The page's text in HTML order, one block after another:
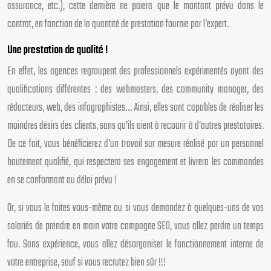
assurance, etc.), cette dernière ne paiera que le montant prévu dans le
contrat, en fonction de la quantité de prestation fournie par l’expert.
Une prestation de qualité !
En effet, les agences regroupent des professionnels expérimentés ayant des
qualifications différentes : des webmasters, des community manager, des
rédacteurs, web, des infographistes… Ainsi, elles sont capables de réaliser les
moindres désirs des clients, sans qu’ils aient à recourir à d’autres prestataires.
De ce fait, vous bénéficierez d’un travail sur mesure réalisé par un personnel
hautement qualifié, qui respectera ses engagement et livrera les commandes
en se conformant au délai prévu !
Or, si vous le faites vous-même ou si vous demandez à quelques-uns de vos
salariés de prendre en main votre campagne SEO, vous allez perdre un temps
fou. Sans expérience, vous allez désorganiser le fonctionnement interne de
votre entreprise, sauf si vous recrutez bien sûr !!!